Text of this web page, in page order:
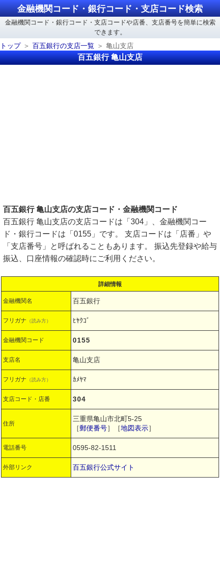
金融機関コード・銀行コード・支店コード検索
金融機関コード・銀行コード・支店コードや店番、支店番号を簡単に検索
できます。
トップ
百五銀行の支店一覧 亀山支店
百五銀行 亀山支店
百五銀行 亀山支店の支店コード・金融機関コード
百五銀行 亀山支店の支店コードは「304」、金融機関コー
ド・銀行コードは「0155」です。 支店コードは「店番」や
「支店番号」と呼ばれることもあります。 振込先登録や給与
振込、口座情報の確認時にご利用ください。
詳細情報
金融機関名 百五銀行
フリガナ （読み方） ﾋﾔｸｺﾞ
金融機関コード 0155
支店名 亀山支店
フリガナ （読み方） ｶﾒﾔﾏ
支店コード・店番 304
住所
三重県亀山市北町5-25
［郵便番号］［地図表示］
電話番号 0595-82-1511
外部リンク 百五銀行公式サイト